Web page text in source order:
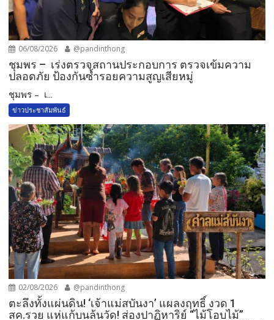
06/08/2026 @pandinthong
ชุมพร – เร่งตรวจสถานประกอบการ ตรวจเข้มความ
ปลอดภัย ป้องกันซ้ำรอยความสูญเสียหมู่
ชุมพร – เ...
ข่าวประชาสัมพันธ์
02/08/2026 @pandinthong
ตะลึงทั้งแผ่นดิน! ‘เจ้าแม่สบันงา’ แผลงฤทธิ์ งวด 1
สค.รวย แห่แก้บนล้นวัด!​ ส่องปาฏิหาริย์ “ไม้โอบไม้”